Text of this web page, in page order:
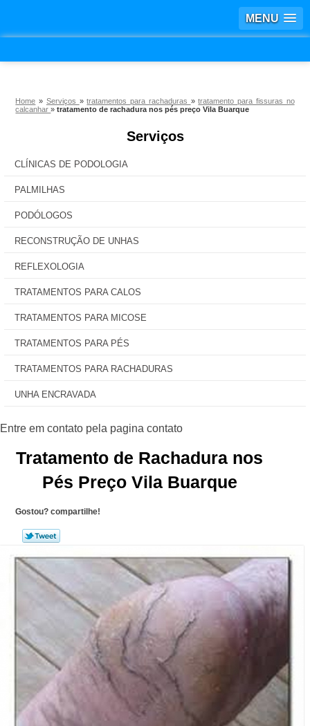
MENU
Home » Serviços »tratamentos para rachaduras »tratamento para fissuras no
calcanhar»tratamento de rachadura nos pés preço Vila Buarque
Serviços
CLÍNICAS DE PODOLOGIA
PALMILHAS
PODÓLOGOS
RECONSTRUÇÃO DE UNHAS
REFLEXOLOGIA
TRATAMENTOS PARA CALOS
TRATAMENTOS PARA MICOSE
TRATAMENTOS PARA PÉS
TRATAMENTOS PARA RACHADURAS
UNHA ENCRAVADA
Tratamento de Rachadura nos
Pés Preço Vila Buarque
Gostou? compartilhe!